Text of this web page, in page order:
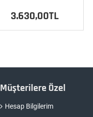
3.630,00TL
Müşterilere Özel
Hesap Bilgilerim